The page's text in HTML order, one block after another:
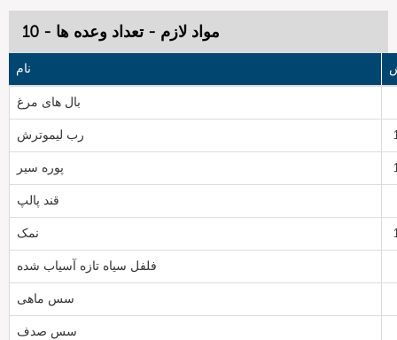
مواد لازم - تعداد وعده ها - 10
نام
بال های مرغ
رب لیموترش
پوره سیر
قند پالپ
نمک
فلفل سیاه تازه آسیاب شده
سس ماهی
سس صدف